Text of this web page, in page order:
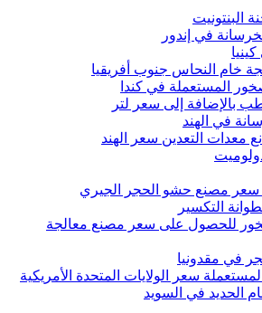
البنتونيت
في إندور
خام النحاس جنوب أفريقيا
المستعملة في كندا
بالإضافة إلى سعر لتر
في الهند
معدات التعدين سعر الهند
سعر مصنع حشو الحجر الجيري
التكسير
للحصول على سعر مصنع معالجة
في مقدونيا
سعر الولايات المتحدة الأمريكية
الحديد في السويد